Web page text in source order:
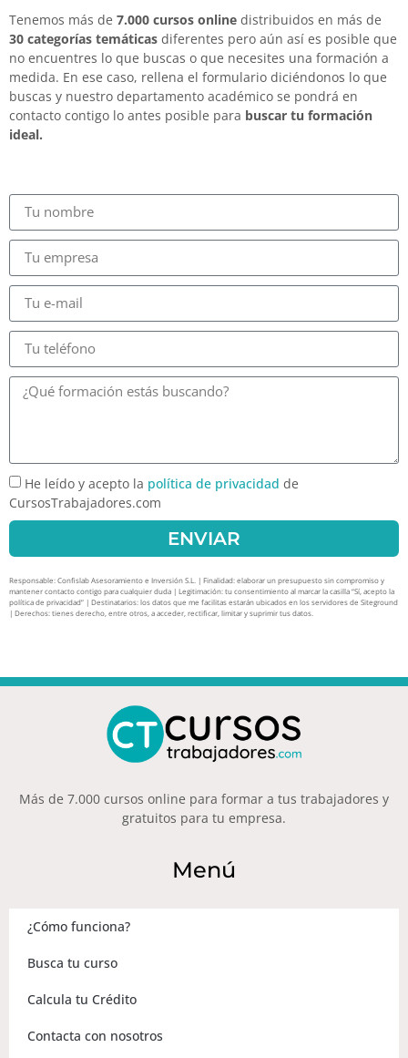
Tenemos más de 7.000 cursos online distribuidos en más de
30 categorías temáticas diferentes pero aún así es posible que
no encuentres lo que buscas o que necesites una formación a
medida. En ese caso, rellena el formulario diciéndonos lo que
buscas y nuestro departamento académico se pondrá en
contacto contigo lo antes posible para buscar tu formación
ideal.
He leído y acepto la política de privacidad de
CursosTrabajadores.com
ENVIAR
Responsable: Confislab Asesoramiento e Inversión S.L. | Finalidad: elaborar un presupuesto sin compromiso y
mantener contacto contigo para cualquier duda | Legitimación: tu consentimiento al marcar la casilla “Sí, acepto la
política de privacidad” | Destinatarios: los datos que me facilitas estarán ubicados en los servidores de Siteground
| Derechos: tienes derecho, entre otros, a acceder, rectificar, limitar y suprimir tus datos.
Más de 7.000 cursos online para formar a tus trabajadores y
gratuitos para tu empresa.
Menú
¿Cómo funciona?
Busca tu curso
Calcula tu Crédito
Contacta con nosotros